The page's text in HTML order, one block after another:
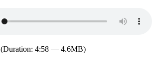
(Duration: 4:58 — 4.6MB)